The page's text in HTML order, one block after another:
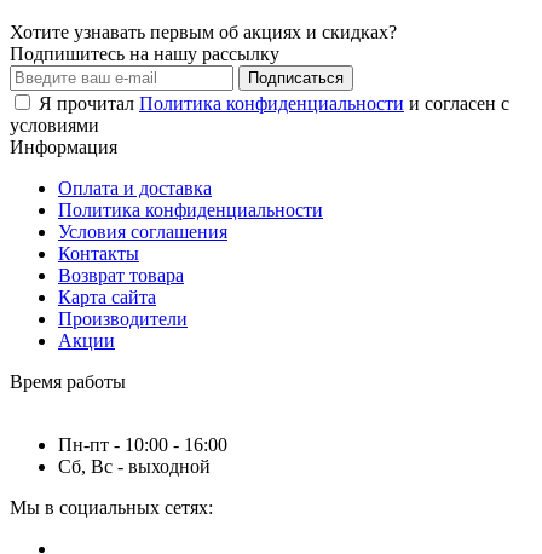
Хотите узнавать первым об акциях и скидках?
Подпишитесь на нашу рассылку
Подписаться
Я прочитал Политика конфиденциальности и согласен с
условиями
Информация
Оплата и доставка
Политика конфиденциальности
Условия соглашения
Контакты
Возврат товара
Карта сайта
Производители
Акции
Время работы
Пн-пт - 10:00 - 16:00
Сб, Вс - выходной
Мы в социальных сетях: